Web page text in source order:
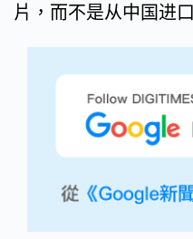
片，而不是从中国进口